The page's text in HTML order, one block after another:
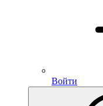
Войти